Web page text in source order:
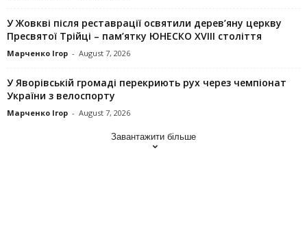
У Жовкві після реставрації освятили дерев’яну церкву
Пресвятої Трійці – пам’ятку ЮНЕСКО XVIII століття
Марченко Ігор - August 7, 2026
У Яворівській громаді перекриють рух через чемпіонат
України з велоспорту
Марченко Ігор - August 7, 2026
Завантажити більше